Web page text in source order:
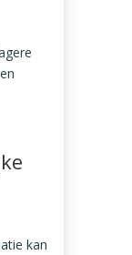
kan